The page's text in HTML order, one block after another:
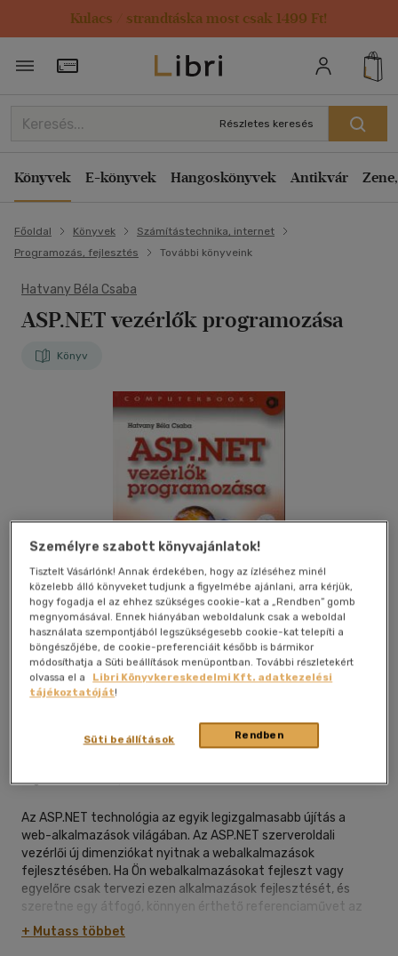
Kulacs / strandtáska most csak 1499 Ft!
Törzsvásárlói Kártya adatai
Részletes keresés
Könyvek E-könyvek Hangoskönyvek Antikvár
Főoldal Könyvek
Számítástechnika, internet
Programozás, fejlesztés
További könyveink
Hatvany Béla Csaba
ASP.NET vezérlők programozása
Könyv
Kívánságlistához adom
Az ASP.NET technológia az egyik legizgalmasabb újítás a
web-alkalmazások világában. Az ASP.NET szerveroldali
vezérlői új dimenziókat nyitnak a webalkalmazások
fejlesztésében. Ha Ön webalkalmazásokat fejleszt vagy
egyelőre csak tervezi ezen alkalmazások fejlesztését, és
szeretne egy átfogó, könnyen érthető referenciaművet az
ASP.NET szerveroldali vezérlők programozásáról, akkor ez a
könyv nélkülözhetetlen, állandó társa lesz. A könyv
+ Mutass többet
Személyre szabott könyvajánlatok!
Tisztelt Vásárlónk! Annak érdekében, hogy az ízléséhez minél
közelebb álló könyveket tudjunk a figyelmébe ajánlani, arra kérjük,
hogy fogadja el az ehhez szükséges cookie-kat a „Rendben” gomb
megnyomásával. Ennek hiányában weboldalunk csak a weboldal
használata szempontjából legszükségesebb cookie-kat telepíti a
böngészőjébe, de cookie-preferenciáit később is bármikor
módosíthatja a Süti beállítások menüpontban. További részletekért
olvassa el a
Libri Könyvkereskedelmi Kft. adatkezelési
tájékoztatóját!
Rendben
Süti beállítások